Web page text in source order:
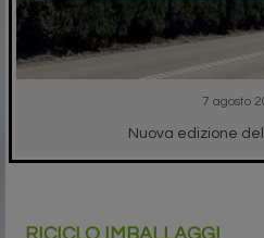
7 agosto
Nuova edizione